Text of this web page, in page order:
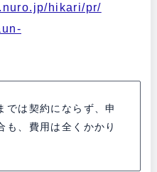
hikari/pr/
では契約にならず、申
も、費用は全くかかり